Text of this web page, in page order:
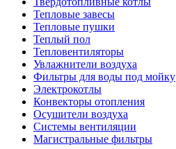
Тепловые завесы
Тепловые пушки
Теплый пол
Тепловентиляторы
Увлажнители воздуха
Фильтры для воды под мойку
Электрокотлы
Конвекторы отопления
Осушители воздуха
Системы вентиляции
Магистральные фильтры